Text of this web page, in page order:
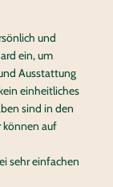
und
ein, um
Ausstattung
einheitliches
sind in den
können auf
sehr einfachen